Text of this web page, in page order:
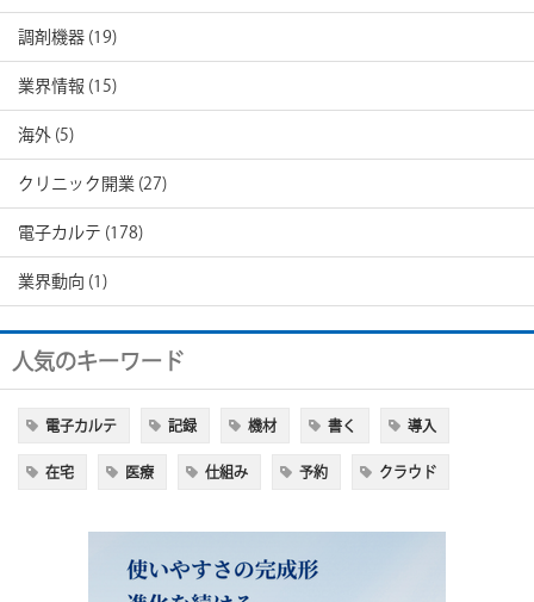
調剤機器 (19)
業界情報 (15)
海外 (5)
クリニック開業 (27)
電子カルテ (178)
業界動向 (1)
人気のキーワード
電子カルテ 記録 機材 書く 導入
在宅 医療 仕組み 予約 クラウド